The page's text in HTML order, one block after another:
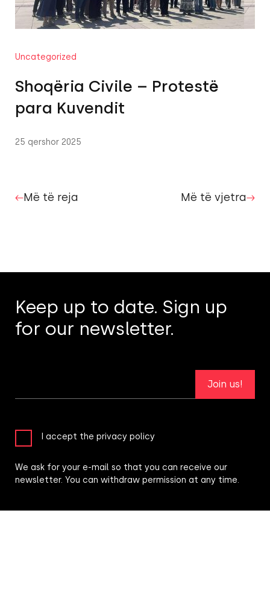
Uncategorized
Shoqëria Civile – Protestë
para Kuvendit
25 qershor 2025
Më të reja Më të vjetra
Keep up to date. Sign up
for our newsletter.
Join us!
I accept the privacy policy
We ask for your e-mail so that you can receive our
newsletter. You can withdraw permission at any time.